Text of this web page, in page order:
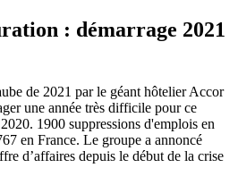
: démarrage 2021
de 2021 par le géant hôtelier Accor
une année très difficile pour ce
1900 suppressions d'emplois en
en France. Le groupe a annoncé
d’affaires depuis le début de la crise